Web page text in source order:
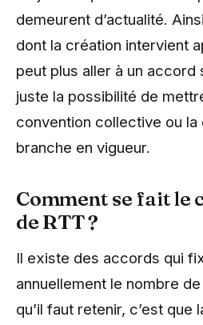
demeurent d’actualité.
dont la création intervient
peut plus aller à un accord
juste la possibilité de
convention collective ou la
branche en vigueur.
Comment se fait le
de RTT ?
Il existe des accords qui
annuellement le nombre
qu’il faut retenir, c’est que